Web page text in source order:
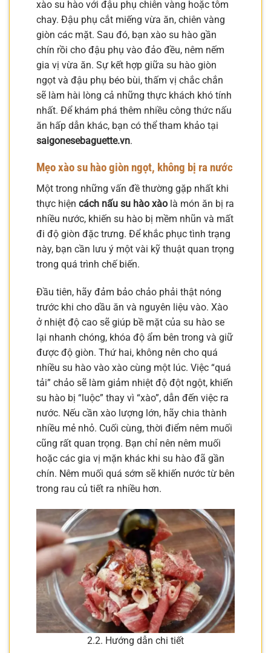
xào su hào với đậu phụ chiên vàng hoặc tôm
chay. Đậu phụ cắt miếng vừa ăn, chiên vàng
giòn các mặt. Sau đó, bạn xào su hào gần
chín rồi cho đậu phụ vào đảo đều, nêm nếm
gia vị vừa ăn. Sự kết hợp giữa su hào giòn
ngọt và đậu phụ béo bùi, thấm vị chắc chắn
sẽ làm hài lòng cả những thực khách khó tính
nhất. Để khám phá thêm nhiều công thức nấu
ăn hấp dẫn khác, bạn có thể tham khảo tại
saigonesebaguette.vn.
Mẹo xào su hào giòn ngọt, không bị ra nước
Một trong những vấn đề thường gặp nhất khi
thực hiện cách nấu su hào xào là món ăn bị ra
nhiều nước, khiến su hào bị mềm nhũn và mất
đi độ giòn đặc trưng. Để khắc phục tình trạng
này, bạn cần lưu ý một vài kỹ thuật quan trọng
trong quá trình chế biến.
Đầu tiên, hãy đảm bảo chảo phải thật nóng
trước khi cho dầu ăn và nguyên liệu vào. Xào
ở nhiệt độ cao sẽ giúp bề mặt của su hào se
lại nhanh chóng, khóa độ ẩm bên trong và giữ
được độ giòn. Thứ hai, không nên cho quá
nhiều su hào vào xào cùng một lúc. Việc “quá
tải” chảo sẽ làm giảm nhiệt độ đột ngột, khiến
su hào bị “luộc” thay vì “xào”, dẫn đến việc ra
nước. Nếu cần xào lượng lớn, hãy chia thành
nhiều mẻ nhỏ. Cuối cùng, thời điểm nêm muối
cũng rất quan trọng. Bạn chỉ nên nêm muối
hoặc các gia vị mặn khác khi su hào đã gần
chín. Nêm muối quá sớm sẽ khiến nước từ bên
trong rau củ tiết ra nhiều hơn.
2.2. Hướng dẫn chi tiết